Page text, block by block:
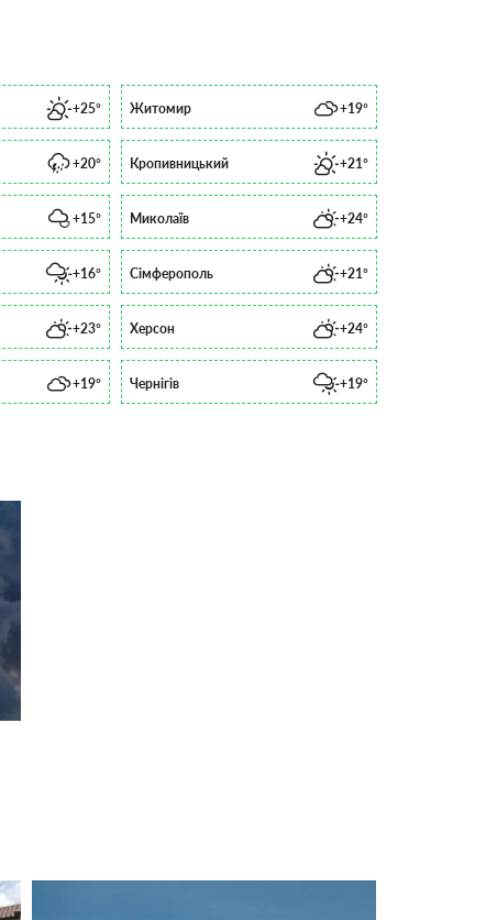
+25° Житомир +19°
+20° Кропивницький +21°
+15° Миколаїв +24°
+16° Сімферополь +21°
+23° Херсон +24°
+19° Чернігів +19°